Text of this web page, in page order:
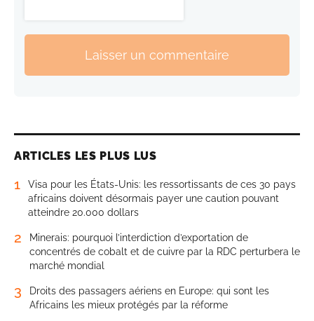
Laisser un commentaire
ARTICLES LES PLUS LUS
1
Visa pour les États-Unis: les ressortissants de ces 30 pays
africains doivent désormais payer une caution pouvant
atteindre 20.000 dollars
2
Minerais: pourquoi l’interdiction d’exportation de
concentrés de cobalt et de cuivre par la RDC perturbera le
marché mondial
3
Droits des passagers aériens en Europe: qui sont les
Africains les mieux protégés par la réforme